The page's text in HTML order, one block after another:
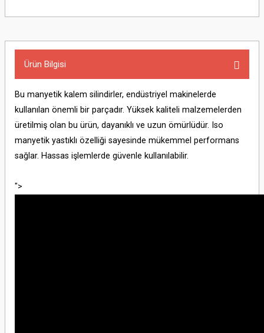
Ürün Bilgisi
Bu manyetik kalem silindirler, endüstriyel makinelerde
kullanılan önemli bir parçadır. Yüksek kaliteli malzemelerden
üretilmiş olan bu ürün, dayanıklı ve uzun ömürlüdür. Iso
manyetik yastıklı özelliği sayesinde mükemmel performans
sağlar. Hassas işlemlerde güvenle kullanılabilir.
">